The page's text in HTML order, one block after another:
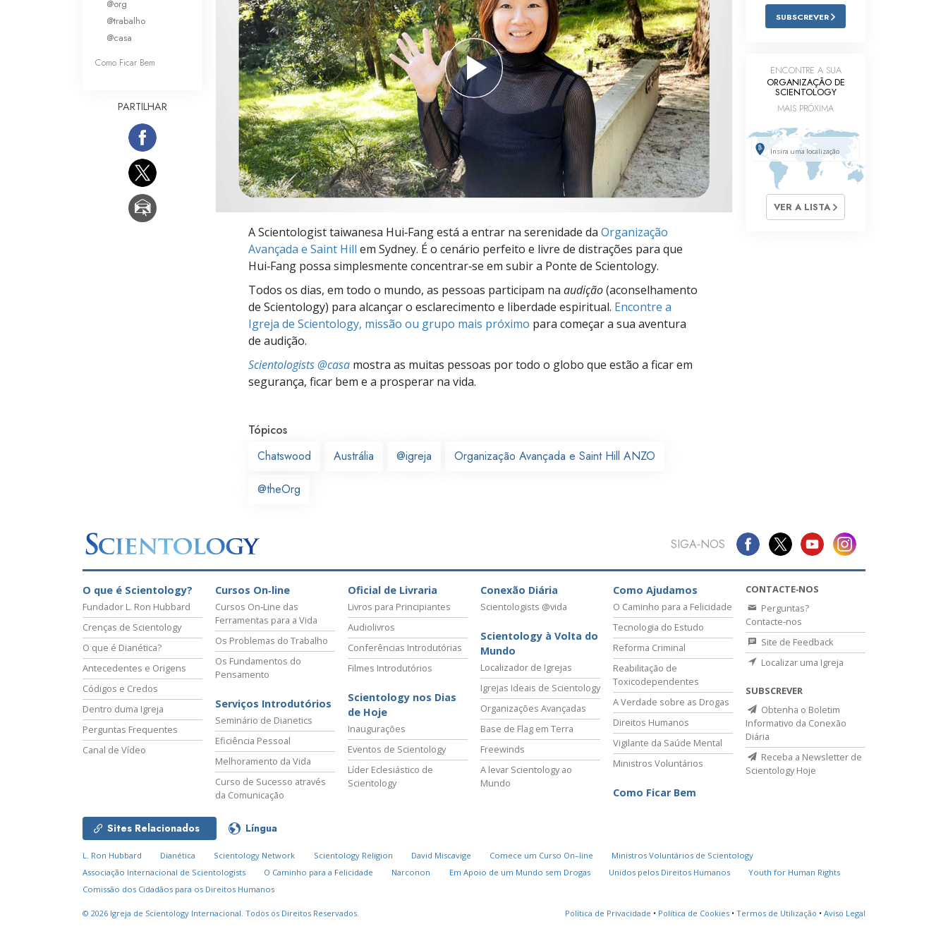
O que é a Grandeza?
Respostas às Drogas
Crianças
Ferramentas para o Local do Trabalho
Ética e as Condições
A Causa da Supressão
Investigações
Bases da Organização
Fundamentos das Relações Públicas
A Scientologist taiwanesa Hui‑Fang está a entrar na serenidade da Organização
Avançada e Saint Hill em Sydney. É o cenário perfeito e livre de distrações para que
Hui‑Fang possa simplesmente concentrar‑se em subir a Ponte de Scientology.
Todos os dias, em todo o mundo, as pessoas participam na audição(aconselhamento
de Scientology) para alcançar o esclarecimento e liberdade espiritual. Encontre a
Igreja de Scientology, missão ou grupo mais próximo para começar a sua aventura
de audição.
Scientologists @casa mostra as muitas pessoas por todo o globo que estão a ficar em
segurança, ficar bem e a prosperar na vida.
Tópicos
Chatswood
Austrália @igreja Organização Avançada e Saint Hill ANZO
@theOrg
@org
@trabalho
@casa
Como Ficar Bem
PARTILHAR
SUBSCREVER
ENCONTRE A SUA
ORGANIZAÇÃO DE
SCIENTOLOGY
MAIS PRÓXIMA
VER A LISTA
SIGA‑NOS
O que é Scientology?
Fundador L. Ron Hubbard
Crenças de Scientology
O que é Dianética?
Antecedentes e Origens
Códigos e Credos
Dentro duma Igreja
Perguntas Frequentes
Canal de Vídeo
Cursos On‑line
Cursos On‑Line das
Ferramentas para a Vida
Os Problemas do Trabalho
Os Fundamentos do
Pensamento
Serviços Introdutórios
Seminário de Dianetics
Eficiência Pessoal
Melhoramento da Vida
Curso de Sucesso através
da Comunicação
Oficial de Livraria
Livros para Principiantes
Audiolivros
Conferências Introdutórias
Filmes Introdutórios
Scientology nos Dias
de Hoje
Inaugurações
Eventos de Scientology
Líder Eclesiástico de
Scientology
Conexão Diária
Scientologists @vida
Scientology à Volta do
Mundo
Localizador de Igrejas
Igrejas Ideais de Scientology
Organizações Avançadas
Base de Flag em Terra
Freewinds
A levar Scientology ao
Mundo
Como Ajudamos
O Caminho para a Felicidade
Tecnologia do Estudo
Reforma Criminal
Reabilitação de
Toxicodependentes
A Verdade sobre as Drogas
Direitos Humanos
Vigilante da Saúde Mental
Ministros Voluntários
Como Ficar Bem
CONTACTE‑NOS
Perguntas?
Contacte‑nos
Site de Feedback
Localizar uma Igreja
SUBSCREVER
Obtenha o Boletim
Informativo da Conexão
Diária
Receba a Newsletter de
Scientology Hoje
Sites Relacionados Língua
L. Ron Hubbard Dianética Scientology Network Scientology Religion David Miscavige Comece um Curso On–line
Ministros Voluntários de Scientology
Associação Internacional de Scientologists
O Caminho para a Felicidade Narconon Em Apoio de um Mundo sem Drogas Unidos pelos Direitos Humanos
Youth for Human Rights
Comissão dos Cidadãos para os Direitos Humanos
© 2026 Igreja de Scientology Internacional. Todos os Direitos Reservados. Política de Privacidade • Política de Cookies • Termos de Utilização • Aviso Legal